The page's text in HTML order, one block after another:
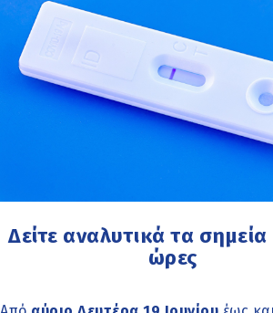
Δείτε αναλυτικά τα σημεία
ώρες